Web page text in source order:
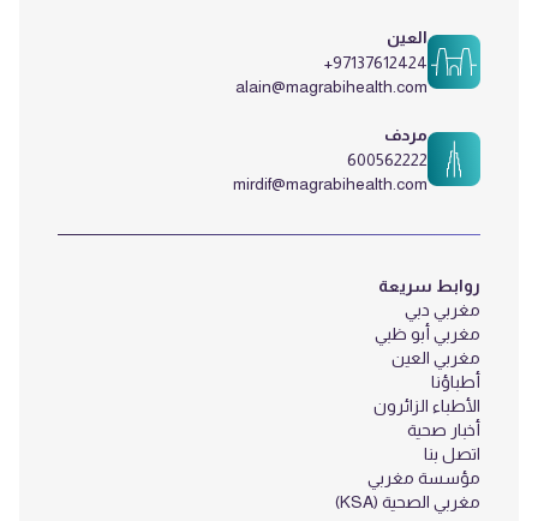
روابط سريعة
مغربي دبي
مغربي أبو ظبي
مغربي العين
أطباؤنا
الأطباء الزائرون
أخبار صحية
اتصل بنا
مؤسسة مغربي
مغربي الصحية (KSA)
العين
+97137612424
alain@magrabihealth.com
مردف
600562222
mirdif@magrabihealth.com